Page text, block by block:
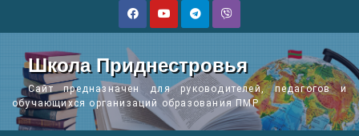
Школа Приднестровья
Сайт предназначен для руководителей, педагогов и
обучающихся организаций образования ПМР